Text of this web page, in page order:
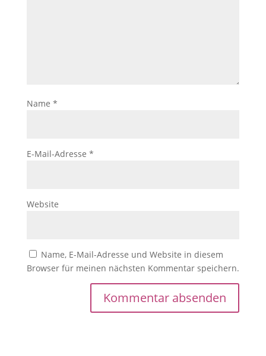
Name *
E-Mail-Adresse *
Website
Name, E-Mail-Adresse und Website in diesem
Browser für meinen nächsten Kommentar speichern.